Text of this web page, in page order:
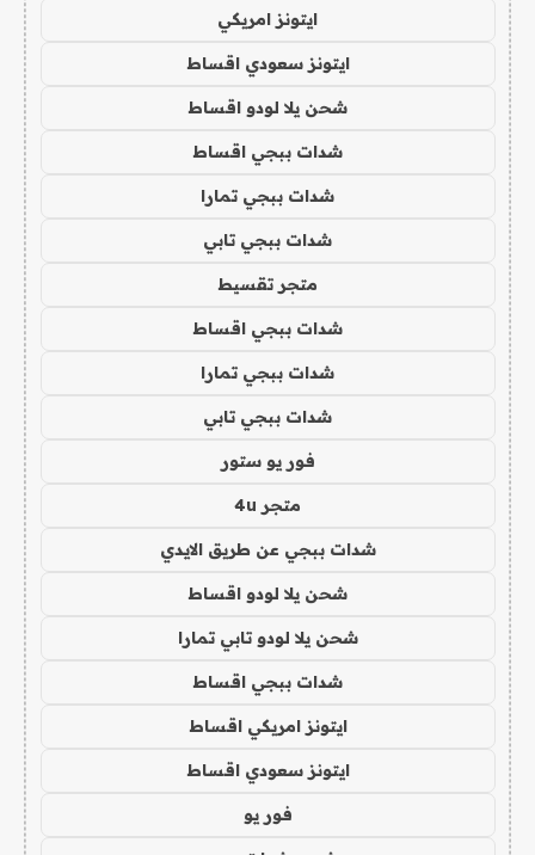
ايتونز امريكي
ايتونز سعودي اقساط
شحن يلا لودو اقساط
شدات ببجي اقساط
شدات ببجي تمارا
شدات ببجي تابي
متجر تقسيط
شدات ببجي اقساط
شدات ببجي تمارا
شدات ببجي تابي
فور يو ستور
متجر 4u
شدات ببجي عن طريق الايدي
شحن يلا لودو اقساط
شحن يلا لودو تابي تمارا
شدات ببجي اقساط
ايتونز امريكي اقساط
ايتونز سعودي اقساط
فور يو